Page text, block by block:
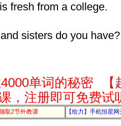
fresh from a college.
sisters do you have?
单词的秘密
，注册即可免费试
取2节外教课 【给力】手机恒星